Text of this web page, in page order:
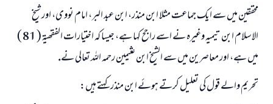
محققين ميں سے ايك جماعت مثلا ابن منذر، ابن عبد البر، امام نووى، اور شيخ
الاسلام ابن تيميہ وغيرہ نے اسے راجح كہا ہے، جيسا كہ اختيارات الفقھيۃ ( 81 )
ميں ہے، اور معاصرين ميں سے الشيخ ابن عثيمين رحمہ اللہ تعالى نے.
تحريم والے قول كى تعليل كرتے ہوئے ابن منذر كہتے ہيں:
ابھی تعاون کریں